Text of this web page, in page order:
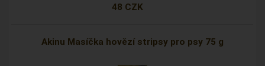
48 CZK
Akinu Masíčka hovězí stripsy pro psy 75 g